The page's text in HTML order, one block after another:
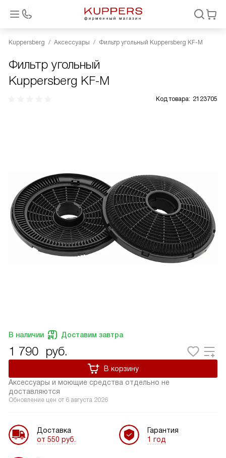
Kuppersberg Аксессуары Фильтр угольный Kuppersberg KF-M
Фильтр угольный
Kuppersberg KF-M
Код товара: 2123705
В наличии Доставим завтра
1 790 руб.
Аксессуары и моющие средства отдельно не
доставляются
В корзину
Обновление цен от 6 августа 2026
Доставка
от 550 руб.
Гарантия
1 год